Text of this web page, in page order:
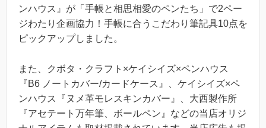
ンハウス』が「手帳と相思相愛のペンたち」で2ペー
ジわたり企画協力！手帳に合うこだわり筆記具10点を
ピックアップしました。
また、クボタ・クラフト×ケイシイズ×ペンハウス
『B6 ノートカバー/カードケース』、ケイシイズ×ペ
ンハウス『ヌメ革モレスキンカバー』、大西製作所
『アセテート万年筆、ボールペン』などの当店オリジ